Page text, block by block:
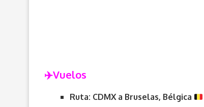
✈️Vuelos
Ruta: CDMX a Bruselas, Bélgica